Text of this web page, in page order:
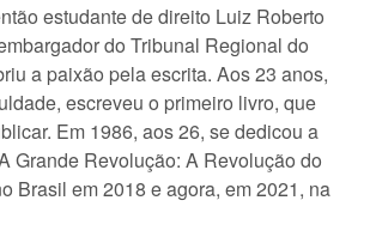
estudante de direito Luiz Roberto
do Tribunal Regional do
a paixão pela escrita. Aos 23 anos,
escreveu o primeiro livro, que
Em 1986, aos 26, se dedicou a
Grande Revolução: A Revolução do
Brasil em 2018 e agora, em 2021, na